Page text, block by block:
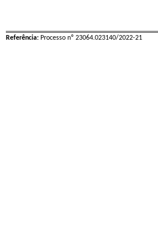
Referência: Processo nº 23064.023140/2022-21